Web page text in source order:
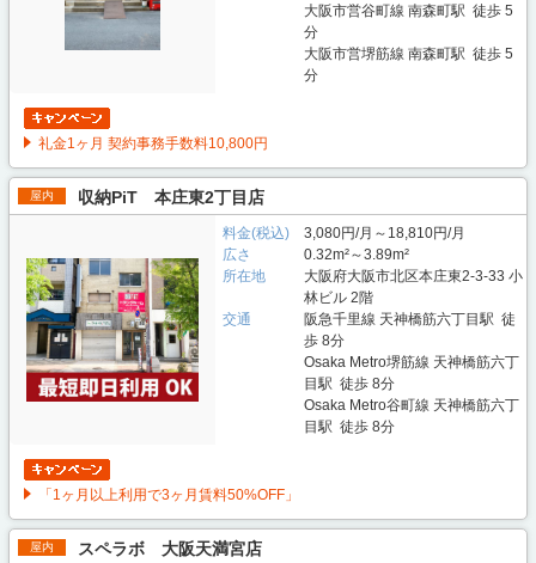
大阪市営谷町線 南森町駅 徒歩 5
分
大阪市営堺筋線 南森町駅 徒歩 5
分
礼金1ヶ月 契約事務手数料10,800円
屋内 収納PiT 本庄東2丁目店
料金(税込)
3,080円/月～18,810円/月
広さ
0.32m²～3.89m²
所在地
大阪府大阪市北区本庄東2-3-33 小
林ビル 2階
交通
阪急千里線 天神橋筋六丁目駅 徒
歩 8分
Osaka Metro堺筋線 天神橋筋六丁
目駅 徒歩 8分
Osaka Metro谷町線 天神橋筋六丁
目駅 徒歩 8分
「1ヶ月以上利用で3ヶ月賃料50%OFF」
屋内 スペラボ 大阪天満宮店